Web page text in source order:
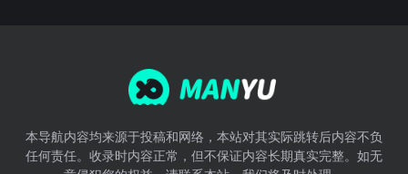
本导航内容均来源于投稿和网络，本站对其实际跳转后内容不负
任何责任。收录时内容正常，但不保证内容长期真实完整。如无